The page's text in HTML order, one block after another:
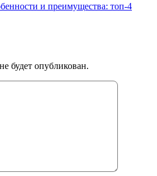
и преимущества: топ-4
будет опубликован.